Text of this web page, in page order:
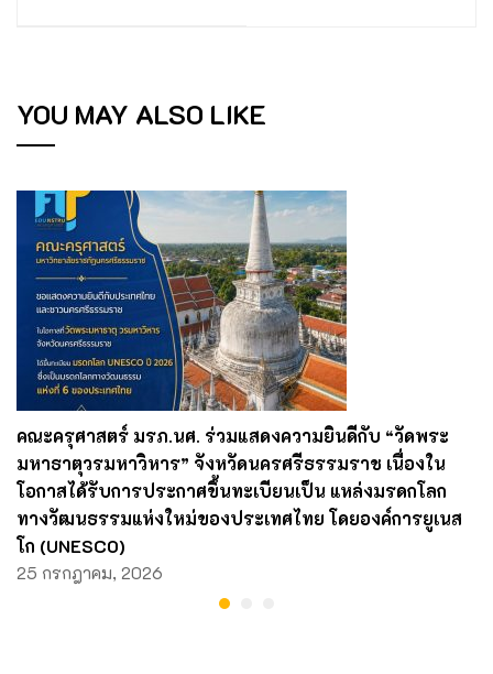
YOU MAY ALSO LIKE
คณะครุศาสตร์ มรภ.นศ. ร่วมแสดงความยินดีกับ “วัดพระ
มหาธาตุวรมหาวิหาร” จังหวัดนครศรีธรรมราช เนื่องใน
โอกาสได้รับการประกาศขึ้นทะเบียนเป็น แหล่งมรดกโลก
ทางวัฒนธรรมแห่งใหม่ของประเทศไทย โดยองค์การยูเนส
โก (UNESCO)
25 กรกฎาคม, 2026